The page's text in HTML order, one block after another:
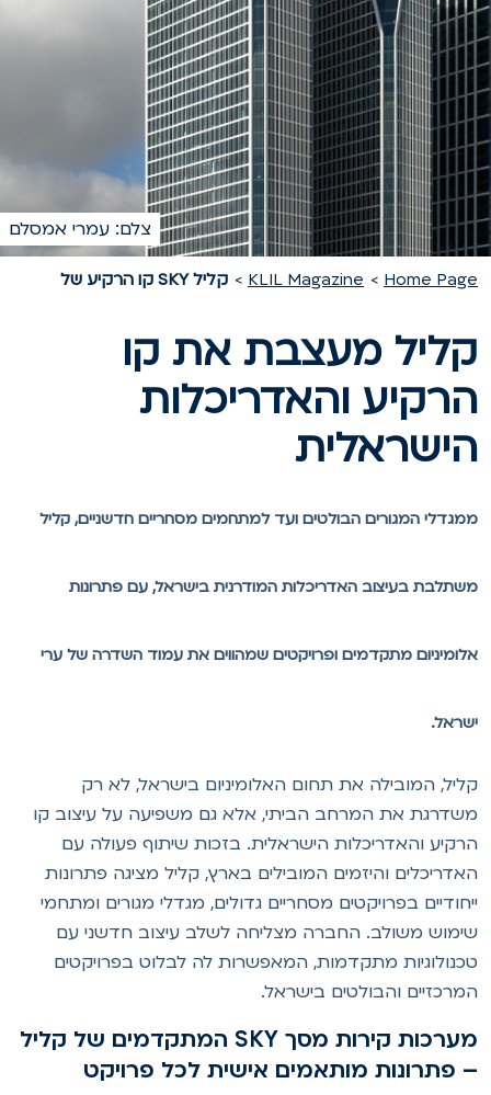
צלם: עמרי אמסלם
Home
KLIL Magazine קליל SKY קו הרקיע של
מעצבת את קו
והאדריכלות
המגורים הבולטים ועד למתחמים מסחריים חדשניים, קליל
בעיצוב האדריכלות המודרנית בישראל, עם פתרונות
מתקדמים ופרויקטים שמהווים את עמוד השדרה של ערי
המובילה את תחום האלומיניום בישראל, לא רק
את המרחב הביתי, אלא גם משפיעה על עיצוב קו
והאדריכלות הישראלית. בזכות שיתוף פעולה עם
והיזמים המובילים בארץ, קליל מציגה פתרונות
בפרויקטים מסחריים גדולים, מגדלי מגורים ומתחמי
משולב. החברה מצליחה לשלב עיצוב חדשני עם
מתקדמות, המאפשרות לה לבלוט בפרויקטים
והבולטים בישראל.
קירות מסךSKY המתקדמים של קליל
פתרונות מותאמים אישית לכל פרויקט